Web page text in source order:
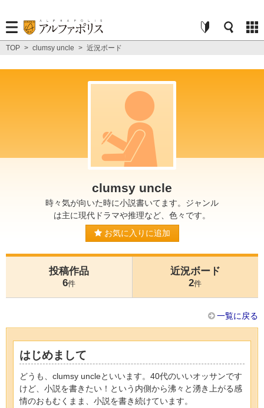
TOP > clumsy uncle > 近況ボード
clumsy uncle
時々気が向いた時に小説書いてます。ジャンル
は主に現代ドラマや推理など、色々です。
お気に入りに追加
投稿作品
6件
近況ボード
2件
一覧に戻る
はじめまして
どうも、clumsy uncleといいます。40代のいいオッサンです
けど、小説を書きたい！という内側から沸々と湧き上がる感
情のおもむくまま、小説を書き続けています。